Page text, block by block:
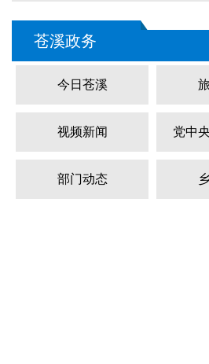
苍溪政务
今日苍溪
视频新闻 党中
部门动态